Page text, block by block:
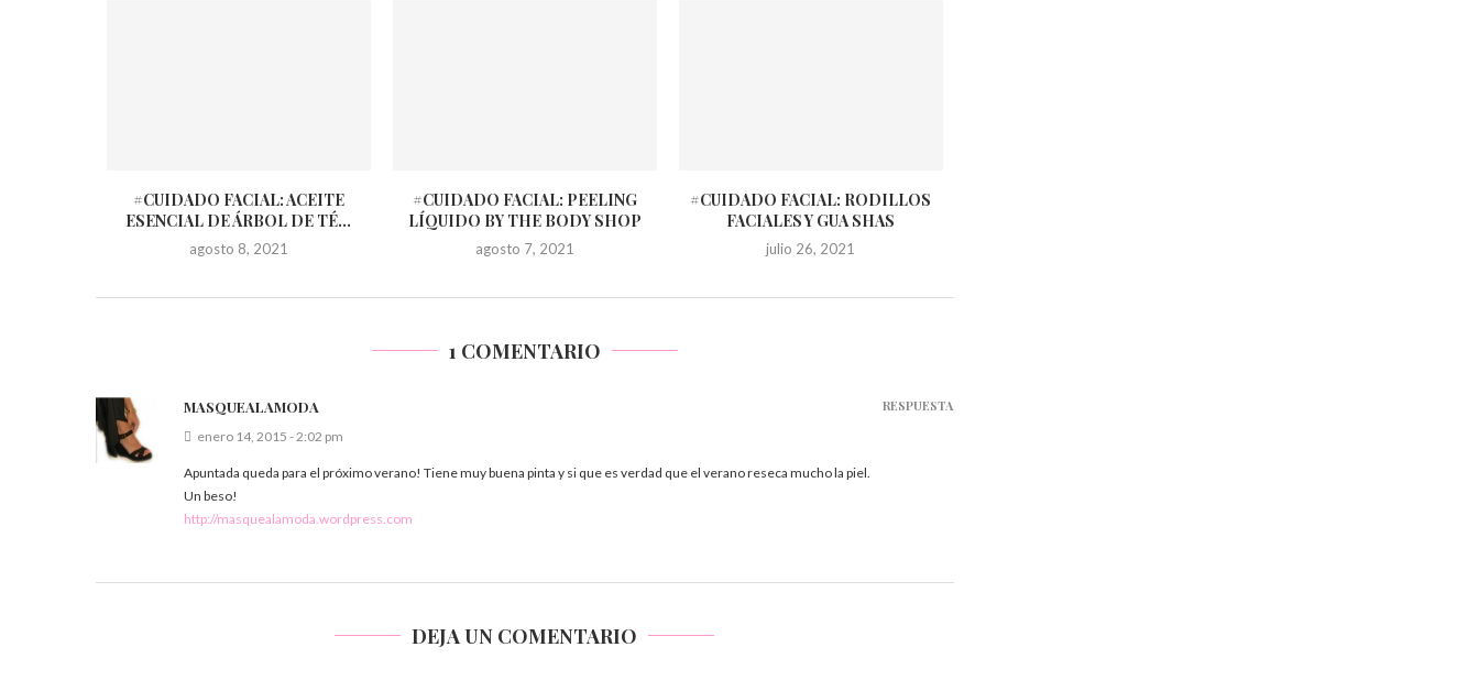
#CUIDADO FACIAL: ACEITE
ESENCIAL DE ÁRBOL DE TÉ...
agosto 8, 2021
#CUIDADO FACIAL: PEELING
LÍQUIDO BY THE BODY SHOP
agosto 7, 2021
#CUIDADO FACIAL: RODILLOS
FACIALES Y GUA SHAS
julio 26, 2021
1 COMENTARIO
MASQUEALAMODA
enero 14, 2015 - 2:02 pm
Apuntada queda para el próximo verano! Tiene muy buena pinta y si que es verdad que el verano reseca mucho la piel.
Un beso!
http://masquealamoda.wordpress.com
RESPUESTA
DEJA UN COMENTARIO